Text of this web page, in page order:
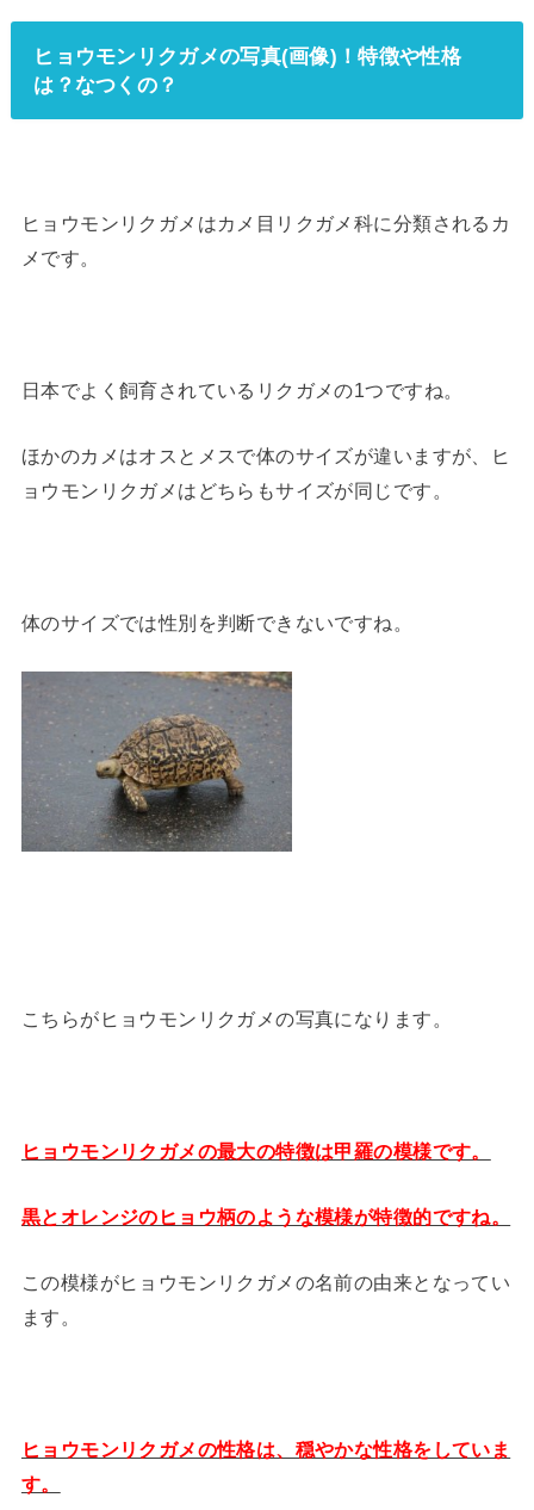
ヒョウモンリクガメの写真(画像)！特徴や性格
は？なつくの？
ヒョウモンリクガメはカメ目リクガメ科に分類されるカ
メです。
日本でよく飼育されているリクガメの1つですね。
ほかのカメはオスとメスで体のサイズが違いますが、ヒ
ョウモンリクガメはどちらもサイズが同じです。
体のサイズでは性別を判断できないですね。
こちらがヒョウモンリクガメの写真になります。
ヒョウモンリクガメの最大の特徴は甲羅の模様です。
黒とオレンジのヒョウ柄のような模様が特徴的ですね。
この模様がヒョウモンリクガメの名前の由来となってい
ます。
ヒョウモンリクガメの性格は、穏やかな性格をしていま
す。